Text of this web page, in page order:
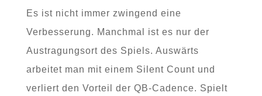
Es ist nicht immer zwingend eine
Verbesserung. Manchmal ist es nur der
Austragungsort des Spiels. Auswärts
arbeitet man mit einem Silent Count und
verliert den Vorteil der QB-Cadence. Spielt